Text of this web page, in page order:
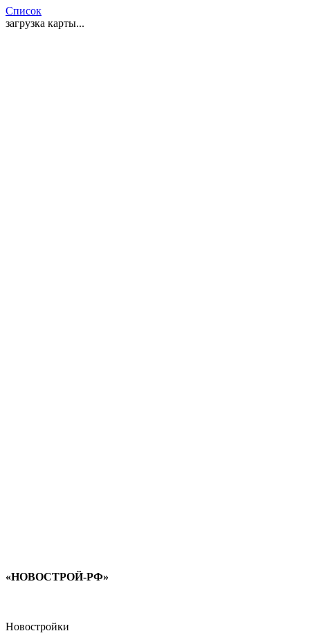
Список
загрузка карты...
«НОВОСТРОЙ-РФ»
Новостройки